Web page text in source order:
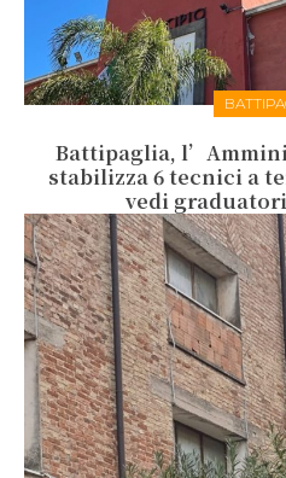
Battipaglia,
stabilizza 6 tecnici a
vedi